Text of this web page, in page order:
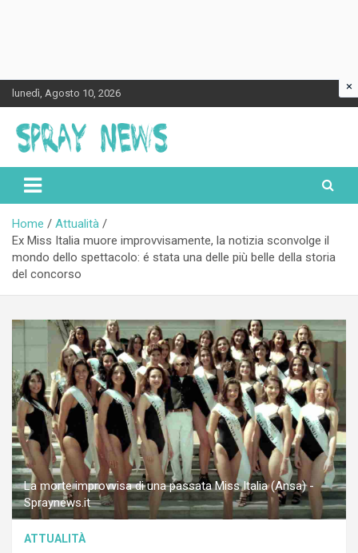
Skip
to
content
lunedì, Agosto 10, 2026
Spraynews.it
Home
Attualità
Ex Miss Italia muore improvvisamente, la notizia sconvolge il
mondo dello spettacolo: é stata una delle più belle della storia
del concorso
La morte improvvisa di una passata Miss Italia (Ansa) -
Spraynews.it
ATTUALITÀ
×